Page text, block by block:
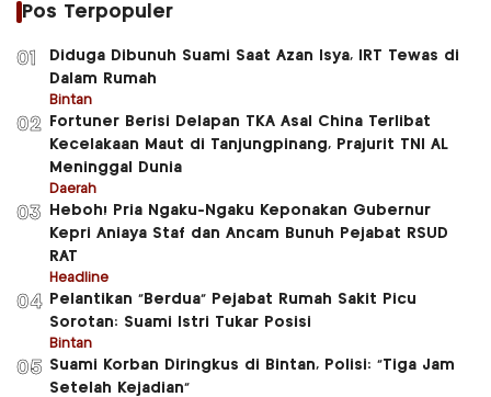
Pos Terpopuler
01
Diduga Dibunuh Suami Saat Azan Isya, IRT Tewas di
Dalam Rumah
Bintan
02
Fortuner Berisi Delapan TKA Asal China Terlibat
Kecelakaan Maut di Tanjungpinang, Prajurit TNI AL
Meninggal Dunia
Daerah
03
Heboh! Pria Ngaku-Ngaku Keponakan Gubernur
Kepri Aniaya Staf dan Ancam Bunuh Pejabat RSUD
RAT
Headline
04
Pelantikan “Berdua” Pejabat Rumah Sakit Picu
Sorotan: Suami Istri Tukar Posisi
Bintan
05 Suami Korban Diringkus di Bintan, Polisi: “Tiga Jam
Setelah Kejadian”